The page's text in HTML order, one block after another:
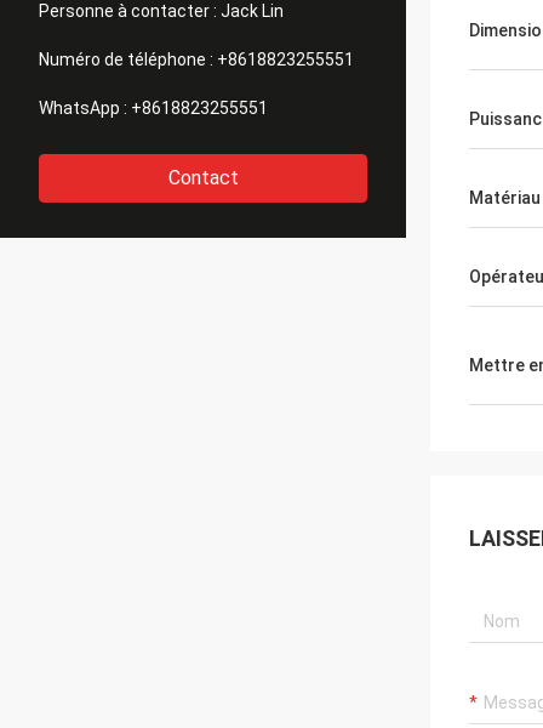
Personne à contacter : Jack Lin
Numéro de téléphone : +8618823255551
WhatsApp : +8618823255551
Contact
Matériau
Mettre